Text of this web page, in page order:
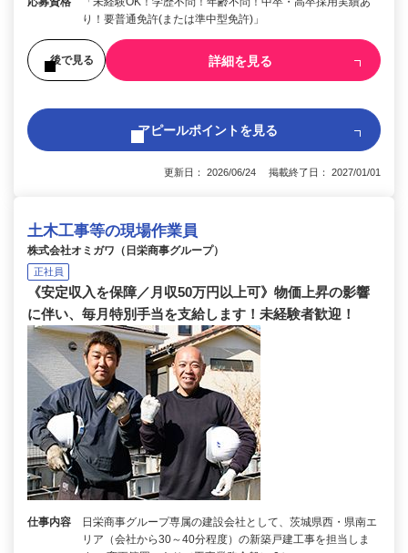
り！要普通免許(または準中型免許)」
後で見る 詳細を見る
アピールポイントを見る
更新日： 2026/06/24 掲載終了日： 2027/01/01
土木工事等の現場作業員
株式会社オミガワ（日栄商事グループ）
正社員
《安定収入を保障／月収50万円以上可》物価上昇の影響
に伴い、毎月特別手当を支給します！未経験者歓迎！
仕事内容
日栄商事グループ専属の建設会社として、茨城県西・県南エ
リア（会社から30～40分程度）の新築戸建工事を担当しま